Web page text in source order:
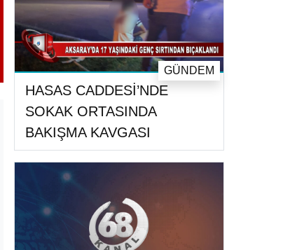
HASAS CADDESİ’NDE
SOKAK ORTASINDA
BAKIŞMA KAVGASI
GÜNDEM